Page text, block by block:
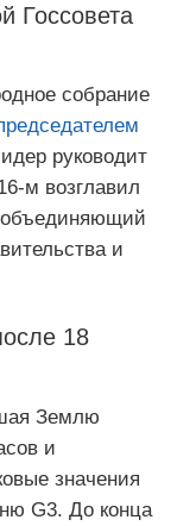
Госсовета
собрание
руководит
возглавил
объединяющий
и
18
Землю
и
значения
G3. До конца